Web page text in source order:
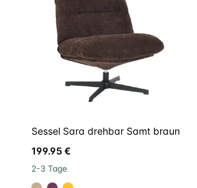
Sessel Sara drehbar Samt braun
199.95 €
2-3 Tage